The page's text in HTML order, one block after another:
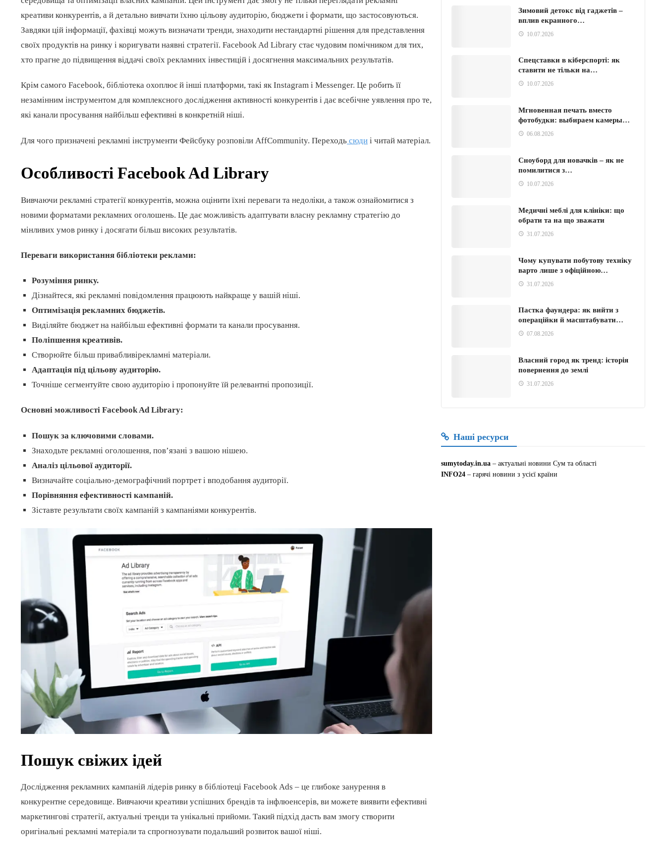
креативи конкурентів, а й детально вивчати їхню цільову аудиторію, бюджети і формати, що застосовуються.
Завдяки цій інформації, фахівці можуть визначати тренди, знаходити нестандартні рішення для представлення
своїх продуктів на ринку і коригувати наявні стратегії. Facebook Ad Library стає чудовим помічником для тих,
хто прагне до підвищення віддачі своїх рекламних інвестицій і досягнення максимальних результатів.
Крім самого Facebook, бібліотека охоплює й інші платформи, такі як Instagram і Messenger. Це робить її
незамінним інструментом для комплексного дослідження активності конкурентів і дає всебічне уявлення про те,
які канали просування найбільш ефективні в конкретній ніші.
Для чого призначені рекламні інструменти Фейсбуку розповіли AffCommunity. Переходь сюди і читай матеріал.
Особливості Facebook Ad Library
Вивчаючи рекламні стратегії конкурентів, можна оцінити їхні переваги та недоліки, а також ознайомитися з
новими форматами рекламних оголошень. Це дає можливість адаптувати власну рекламну стратегію до
мінливих умов ринку і досягати більш високих результатів.
Переваги використання бібліотеки реклами:
Розуміння ринку.
Дізнайтеся, які рекламні повідомлення працюють найкраще у вашій ніші.
Оптимізація рекламних бюджетів.
Виділяйте бюджет на найбільш ефективні формати та канали просування.
Поліпшення креативів.
Створюйте більш привабливірекламні матеріали.
Адаптація під цільову аудиторію.
Точніше сегментуйте свою аудиторію і пропонуйте їй релевантні пропозиції.
Основні можливості Facebook Ad Library:
Пошук за ключовими словами.
Знаходьте рекламні оголошення, пов’язані з вашою нішею.
Аналіз цільової аудиторії.
Визначайте соціально-демографічний портрет і вподобання аудиторії.
Порівняння ефективності кампаній.
Зіставте результати своїх кампаній з кампаніями конкурентів.
Пошук свіжих ідей
Дослідження рекламних кампаній лідерів ринку в бібліотеці Facebook Ads – це глибоке занурення в
конкурентне середовище. Вивчаючи креативи успішних брендів та інфлюенсерів, ви можете виявити ефективні
маркетингові стратегії, актуальні тренди та унікальні прийоми. Такий підхід дасть вам змогу створити
оригінальні рекламні матеріали та спрогнозувати подальший розвиток вашої ніші.
Зимовий детокс від гаджетів –
вплив екранного…
10.07.2026
Спецставки в кіберспорті: як
ставити не тільки на…
10.07.2026
Мгновенная печать вместо
фотобудки: выбираем камеры…
06.08.2026
Сноуборд для новачків – як не
помилитися з…
10.07.2026
Медичні меблі для клініки: що
обрати та на що зважати
31.07.2026
Чому купувати побутову техніку
варто лише з офіційною…
31.07.2026
Пастка фаундера: як вийти з
операційки й масштабувати…
07.08.2026
Власний город як тренд: історія
повернення до землі
31.07.2026
Наші ресурси
sumytoday.in.ua – актуальні новини Сум та області
INFO24 – гарячі новини з усієї країни